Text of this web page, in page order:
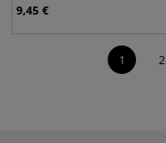
9,45 €
1 2